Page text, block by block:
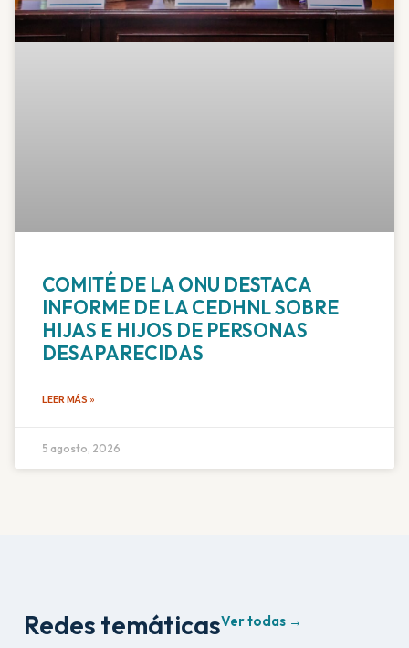
COMITÉ DE LA ONU DESTACA
INFORME DE LA CEDHNL SOBRE
HIJAS E HIJOS DE PERSONAS
DESAPARECIDAS
LEER MÁS »
5 agosto, 2026
Redes temáticasVer todas →